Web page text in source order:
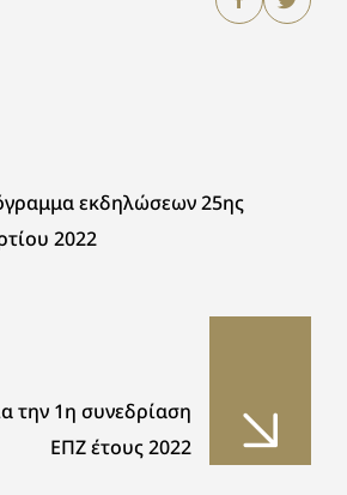
εκδηλώσεων 25ης
2022
την 1η συνεδρίαση
ΕΠΖ έτους 2022